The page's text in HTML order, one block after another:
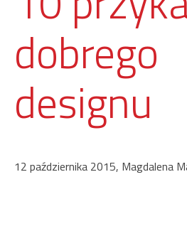
dobrego
designu
12 października 2015, Magdalena